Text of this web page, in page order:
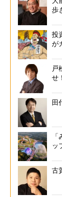
歩
投
が
戸
せ！
田
ッ
古